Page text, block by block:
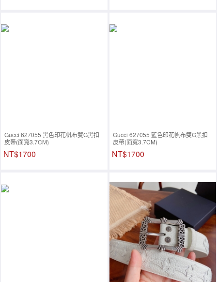
Gucci 627055 黑色印花帆布雙G黑扣
皮帶(面寬3.7CM)
NT$1700
Gucci 627055 藍色印花帆布雙G黑扣
皮帶(面寬3.7CM)
NT$1700